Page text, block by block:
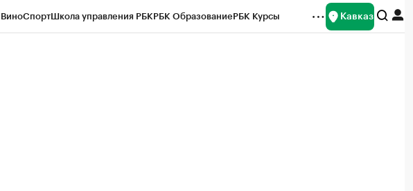
СпортШкола управления РБКРБК ОбразованиеРБК Курсы Кавказ